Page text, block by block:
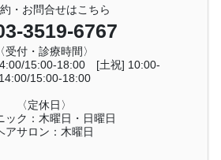
・お問合せはこちら
3519-6767
〈受付・診療時間〉
15:00-18:00 [土祝] 10:00-
14:00/15:00-18:00
〈定休日〉
ック：木曜日・日曜日
アサロン：木曜日